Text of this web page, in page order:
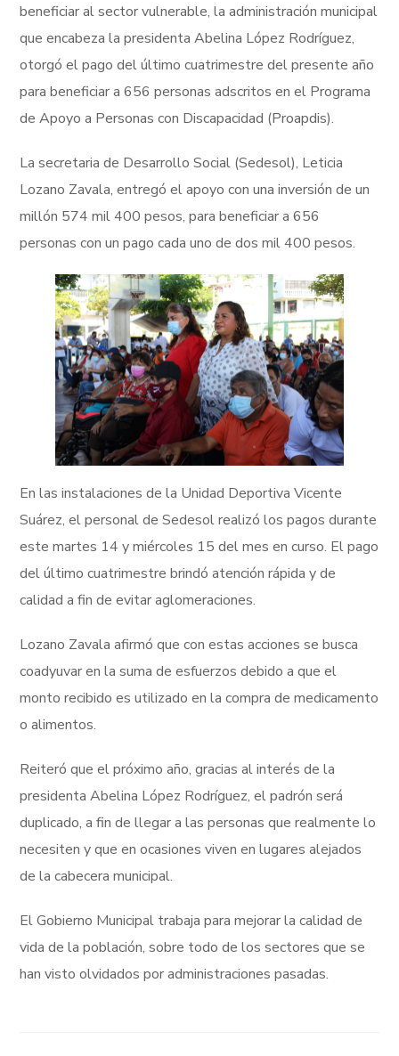
beneficiar al sector vulnerable, la administración municipal
que encabeza la presidenta Abelina López Rodríguez,
otorgó el pago del último cuatrimestre del presente año
para beneficiar a 656 personas adscritos en el Programa
de Apoyo a Personas con Discapacidad (Proapdis).
La secretaria de Desarrollo Social (Sedesol), Leticia
Lozano Zavala, entregó el apoyo con una inversión de un
millón 574 mil 400 pesos, para beneficiar a 656
personas con un pago cada uno de dos mil 400 pesos.
En las instalaciones de la Unidad Deportiva Vicente
Suárez, el personal de Sedesol realizó los pagos durante
este martes 14 y miércoles 15 del mes en curso. El pago
del último cuatrimestre brindó atención rápida y de
calidad a fin de evitar aglomeraciones.
Lozano Zavala afirmó que con estas acciones se busca
coadyuvar en la suma de esfuerzos debido a que el
monto recibido es utilizado en la compra de medicamento
o alimentos.
Reiteró que el próximo año, gracias al interés de la
presidenta Abelina López Rodríguez, el padrón será
duplicado, a fin de llegar a las personas que realmente lo
necesiten y que en ocasiones viven en lugares alejados
de la cabecera municipal.
El Gobierno Municipal trabaja para mejorar la calidad de
vida de la población, sobre todo de los sectores que se
han visto olvidados por administraciones pasadas.